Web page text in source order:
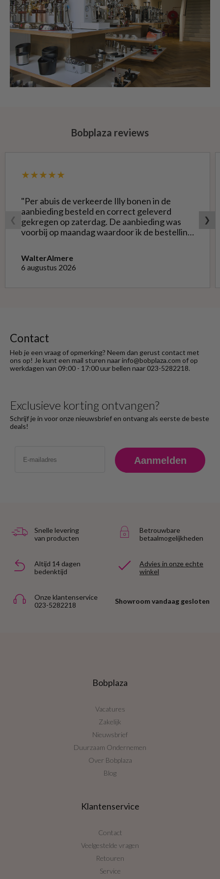
Bobplaza reviews
❮
★★★★★
"Per abuis de verkeerde Illy bonen in de
aanbieding besteld en correct geleverd
gekregen op zaterdag. De aanbieding was
voorbij op maandag waardoor ik de bestelling
worden voor de goede; dat kon misschien in
Haarlem bij de winkel. Op meerdere mails
WalterAlmere
6 augustus 2026
❯
Contact
Heb je een vraag of opmerking? Neem dan gerust contact met
ons op! Je kunt een mail sturen naar info@bobplaza.com of op
werkdagen van 09:00 - 17:00 uur bellen naar 023-5282218.
Exclusieve korting ontvangen?
Schrijf je in voor onze nieuwsbrief en ontvang als eerste de beste
deals!
Aanmelden
Snelle levering
van producten
Betrouwbare
betaalmogelijkheden
Altijd 14 dagen
bedenktijd
Advies in onze echte
winkel
Onze klantenservice
023-5282218
Showroom vandaag gesloten
Bobplaza
Vacatures
Zakelijk
Nieuwsbrief
Duurzaam Ondernemen
Over Bobplaza
Blog
Klantenservice
Contact
Veelgestelde vragen
Retouren
Service